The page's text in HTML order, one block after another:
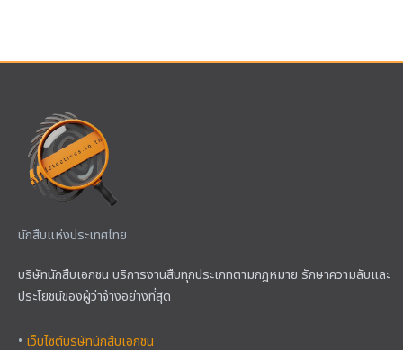
นักสืบแห่งประเทศไทย
บริษัทนักสืบเอกชน บริการงานสืบทุกประเภทตามกฎหมาย รักษาความลับและ
ประโยชน์ของผู้ว่าจ้างอย่างที่สุด
• เว็บไซต์บริษัทนักสืบเอกชน